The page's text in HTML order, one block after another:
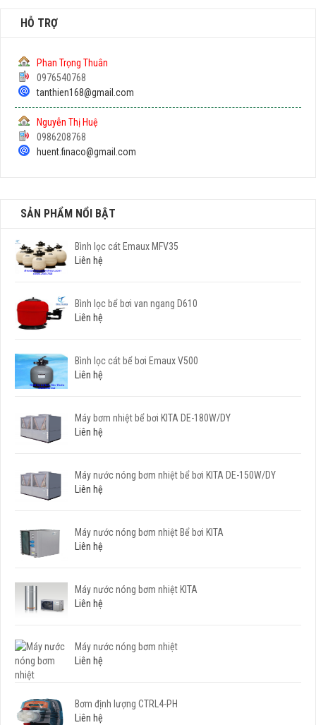
HỖ TRỢ
Phan Trọng Thuân
0976540768
tanthien168@gmail.com
Nguyễn Thị Huệ
0986208768
huent.finaco@gmail.com
SẢN PHẨM NỔI BẬT
Bình lọc cát Emaux MFV35
Liên hệ
Bình lọc bể bơi van ngang D610
Liên hệ
Bình lọc cát bể bơi Emaux V500
Liên hệ
Máy bơm nhiệt bể bơi KITA DE-180W/DY
Liên hệ
Máy nước nóng bơm nhiệt bể bơi KITA DE-150W/DY
Liên hệ
Máy nước nóng bơm nhiệt Bể bơi KITA
Liên hệ
Máy nước nóng bơm nhiệt KITA
Liên hệ
Máy nước nóng bơm nhiệt
Liên hệ
Bơm định lượng CTRL4-PH
Liên hệ